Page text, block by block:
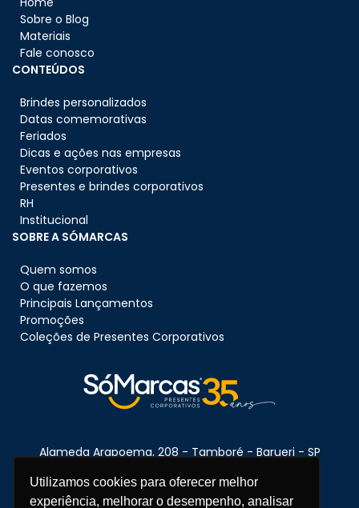
Utilizamos cookies para oferecer melhor
experiência, melhorar o desempenho, analisar
Sobre o Blog
Materiais
Fale conosco
CONTEÚDOS
Brindes personalizados
Datas comemorativas
Feriados
Dicas e ações nas empresas
Eventos corporativos
Presentes e brindes corporativos
RH
Institucional
SOBRE A SÓMARCAS
Quem somos
O que fazemos
Principais Lançamentos
Promoções
Coleções de Presentes Corporativos
Alameda Arapoema, 208 - Tamboré - Barueri - SP
06460-080